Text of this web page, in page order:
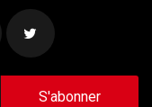
S'abonner